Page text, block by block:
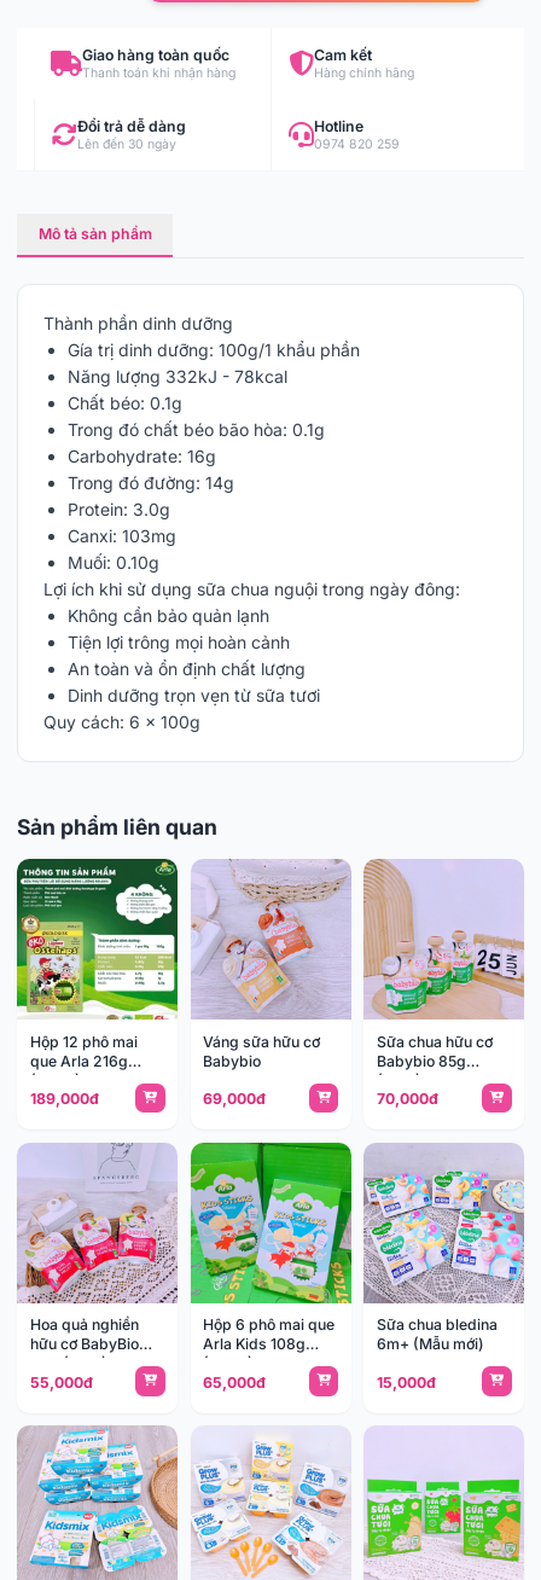
Giao hàng toàn quốc
Thanh toán khi nhận hàng
Cam kết
Hàng chính hãng
Đổi trả dễ dàng
Lên đến 30 ngày
Hotline
0974 820 259
Mô tả sản phẩm
Thành phần dinh dưỡng
Gía trị dinh dưỡng: 100g/1 khẩu phần
Năng lượng 332kJ - 78kcal
Chất béo: 0.1g
Trong đó chất béo bão hòa: 0.1g
Carbohydrate: 16g
Trong đó đường: 14g
Protein: 3.0g
Canxi: 103mg
Muối: 0.10g
Lợi ích khi sử dụng sữa chua nguội trong ngày đông:
Không cần bảo quản lạnh
Tiện lợi trông mọi hoàn cảnh
An toàn và ổn định chất lượng
Dinh dưỡng trọn vẹn từ sữa tươi
Quy cách: 6 x 100g
Sản phẩm liên quan
Hộp 12 phô mai
que Arla 216g
(12m+)
189,000đ
Váng sữa hữu cơ
Babybio
69,000đ
Sữa chua hữu cơ
Babybio 85g
(6m+)
70,000đ
Hoa quả nghiền
hữu cơ BabyBio
90g (6m+)
55,000đ
Hộp 6 phô mai que
Arla Kids 108g
(12m+)
65,000đ
Sữa chua bledina
6m+ (Mẫu mới)
15,000đ